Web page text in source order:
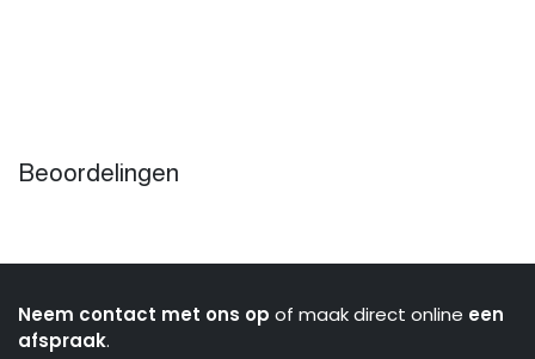
Beoordelingen
Neem contact met ons op of maak direct online een
afspraak.